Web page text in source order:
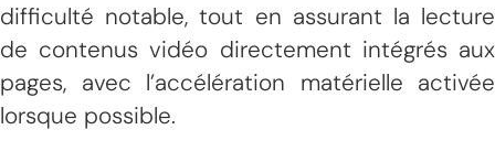
difficulté notable, tout en assurant la lecture
de contenus vidéo directement intégrés aux
pages, avec l’accélération matérielle activée
lorsque possible.